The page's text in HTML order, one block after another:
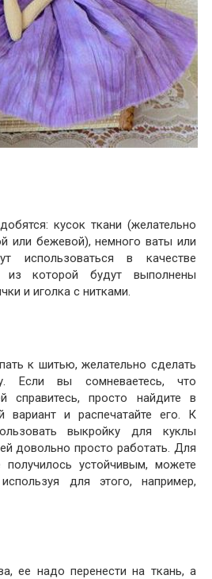
кусок ткани (желательно
или бежевой), немного ваты или
использоваться в качестве
из которой будут выполнены
и иголка с нитками.
к шитью, желательно сделать
Если вы сомневаетесь, что
справитесь, просто найдите в
вариант и распечатайте его. К
выкройку для куклы
довольно просто работать. Для
устойчивым, можете
для этого, например,
ее надо перенести на ткань, а